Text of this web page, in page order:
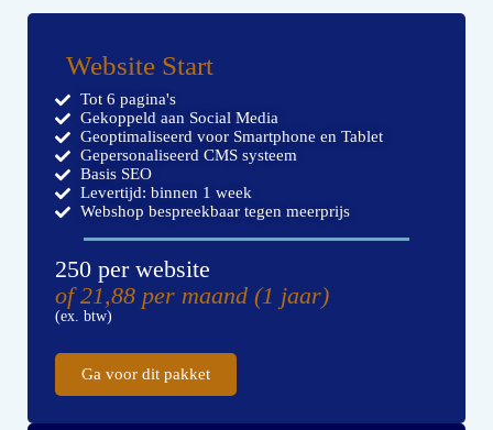
Website Start
Tot 6 pagina's
Gekoppeld aan Social Media
Geoptimaliseerd voor Smartphone en Tablet
Gepersonaliseerd CMS systeem
Basis SEO
Levertijd: binnen 1 week
Webshop bespreekbaar tegen meerprijs
250 per website
of 21,88 per maand (1 jaar)
(ex. btw)
Ga voor dit pakket